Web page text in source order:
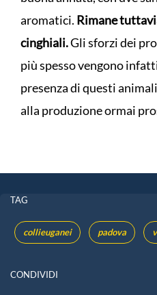
aromatici. Rimane
cinghiali.Gli sforzi dei
più spesso vengono
presenza di questi
alla produzione ormai
TAG
collieuganei padova
CONDIVIDI